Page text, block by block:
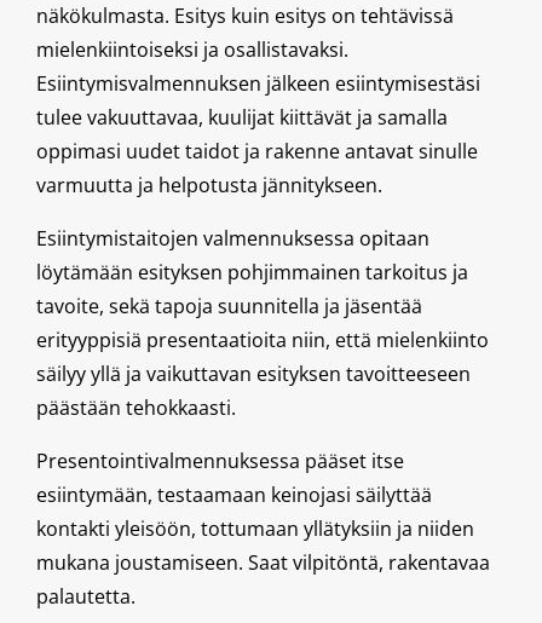
näkökulmasta. Esitys kuin esitys on tehtävissä
mielenkiintoiseksi ja osallistavaksi.
Esiintymisvalmennuksen jälkeen esiintymisestäsi
tulee vakuuttavaa, kuulijat kiittävät ja samalla
oppimasi uudet taidot ja rakenne antavat sinulle
varmuutta ja helpotusta jännitykseen.
Esiintymistaitojen valmennuksessa opitaan
löytämään esityksen pohjimmainen tarkoitus ja
tavoite, sekä tapoja suunnitella ja jäsentää
erityyppisiä presentaatioita niin, että mielenkiinto
säilyy yllä ja vaikuttavan esityksen tavoitteeseen
päästään tehokkaasti.
Presentointivalmennuksessa pääset itse
esiintymään, testaamaan keinojasi säilyttää
kontakti yleisöön, tottumaan yllätyksiin ja niiden
mukana joustamiseen. Saat vilpitöntä, rakentavaa
palautetta.